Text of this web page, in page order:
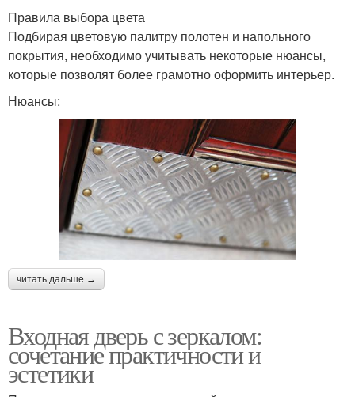
Правила выбора цвета
Подбирая цветовую палитру полотен и напольного
покрытия, необходимо учитывать некоторые нюансы,
которые позволят более грамотно оформить интерьер.
Нюансы:
читать дальше →
Входная дверь с зеркалом:
сочетание практичности и
эстетики